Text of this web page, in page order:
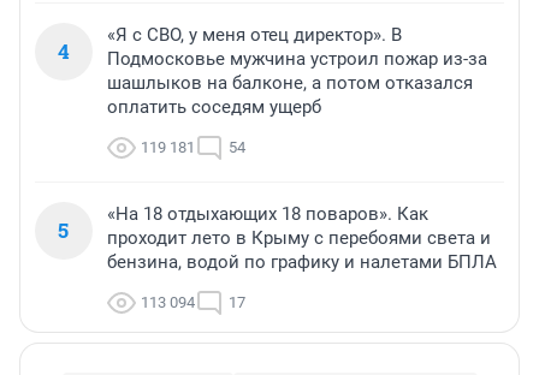
4
«Я с СВО, у меня отец директор». В
Подмосковье мужчина устроил пожар из-за
шашлыков на балконе, а потом отказался
оплатить соседям ущерб
119 181 54
5
«На 18 отдыхающих 18 поваров». Как
проходит лето в Крыму с перебоями света и
бензина, водой по графику и налетами БПЛА
113 094 17